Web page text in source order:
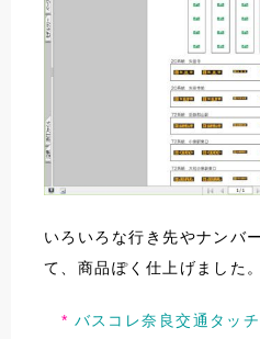
いろいろな行き先やナンバ
て、商品ぽく仕上げました。
バスコレ奈良交通タッ